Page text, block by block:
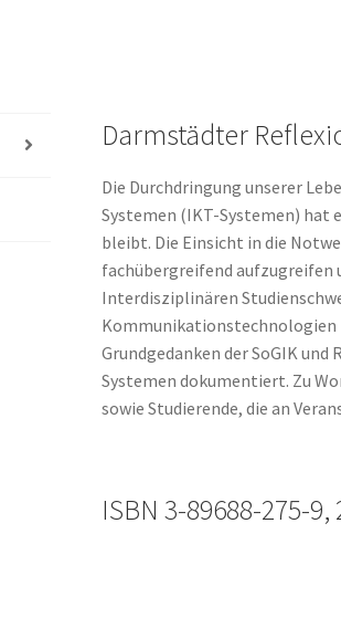
Informations-
Kommunikationstechnologien
Darmstädter
Die Durchdringung unserer
Systemen (IKT-Systemen) hat
bleibt. Die Einsicht in die
fachübergreifend
Interdisziplinären
Kommunikationstechnologien
Grundgedanken der SoGIK
Systemen dokumentiert. Zu
sowie Studierende, die an
ISBN 3-89688-275-